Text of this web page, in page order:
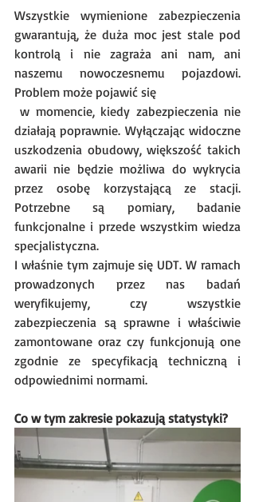
Wszystkie wymienione zabezpieczenia
gwarantują, że duża moc jest stale pod
kontrolą i nie zagraża ani nam, ani
naszemu nowoczesnemu pojazdowi.
Problem może pojawić się
w momencie, kiedy zabezpieczenia nie
działają poprawnie. Wyłączając widoczne
uszkodzenia obudowy, większość takich
awarii nie będzie możliwa do wykrycia
przez osobę korzystającą ze stacji.
Potrzebne są pomiary, badanie
funkcjonalne i przede wszystkim wiedza
specjalistyczna.
I właśnie tym zajmuje się UDT. W ramach
prowadzonych przez nas badań
weryfikujemy, czy wszystkie
zabezpieczenia są sprawne i właściwie
zamontowane oraz czy funkcjonują one
zgodnie ze specyfikacją techniczną i
odpowiednimi normami.
Co w tym zakresie pokazują statystyki?